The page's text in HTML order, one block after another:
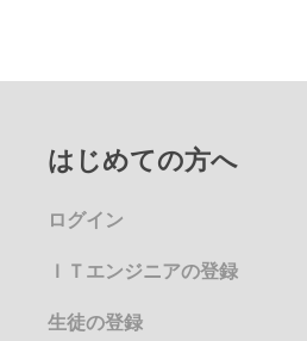
はじめての方へ
ログイン
ＩＴエンジニアの登録
生徒の登録